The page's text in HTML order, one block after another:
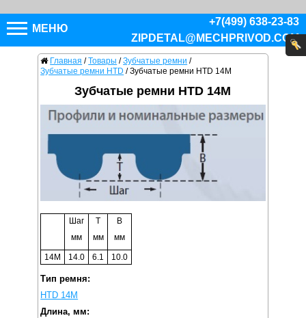
МЕНЮ
+7(499) 638-23-83
ZIPDETAL@MECHPRIVOD.COM
Главная / Товары / Зубчатые ремни /
Зубчатые ремни HTD / Зубчатые ремни HTD 14M
Зубчатые ремни HTD 14M
Шаг
мм
T
мм
B
мм
14M 14.0 6.1 10.0
Тип ремня:
HTD 14M
Длина, мм: